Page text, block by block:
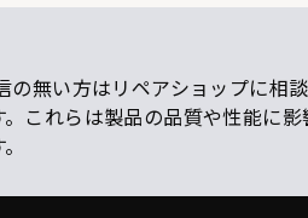
無い方はリペアショップに相談
れらは製品の品質や性能に影